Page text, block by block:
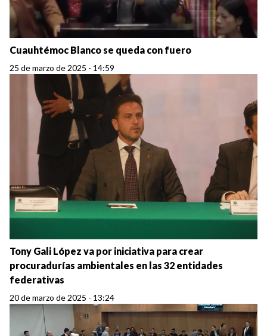
Cuauhtémoc Blanco se queda con fuero
25 de marzo de 2025 - 14:59
Tony Gali López va por iniciativa para crear
procuradurías ambientales en las 32 entidades
federativas
20 de marzo de 2025 - 13:24